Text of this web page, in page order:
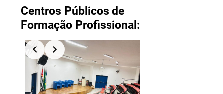
Centros Públicos de
Formação Profissional:
Slide 2 of 4